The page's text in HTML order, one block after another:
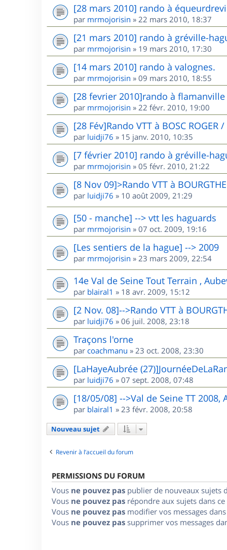
[28 mars 2010] rando à
par mrmojorisin » 22 mars 2010, 18:37
[21 mars 2010] rando à gréville-
par mrmojorisin » 19 mars 2010, 17:30
[14 mars 2010] rando à valognes.
par mrmojorisin » 09 mars 2010, 18:55
[28 fevrier 2010]rando à
par mrmojorisin » 22 févr. 2010, 19:00
[28 Fév]Rando VTT à BOSC ROGER
par luidji76 » 15 janv. 2010, 10:35
[7 février 2010] rando à gréville-
par mrmojorisin » 05 févr. 2010, 21:22
[8 Nov 09]>Rando VTT à
par luidji76 » 10 août 2009, 21:29
[50 - manche] --> vtt les haguards
par mrmojorisin » 07 oct. 2009, 19:16
[Les sentiers de la hague] --> 2009
par mrmojorisin » 23 mars 2009, 22:54
14e Val de Seine Tout Terrain ,
par blairal1 » 18 avr. 2009, 15:12
[2 Nov. 08]-->Rando VTT à
par luidji76 » 06 juil. 2008, 23:18
Traçons l'orne
par coachmanu » 23 oct. 2008, 23:30
[LaHayeAubrée
par luidji76 » 07 sept. 2008, 07:48
[18/05/08] -->Val de Seine TT 2008,
par blairal1 » 23 févr. 2008, 20:58
Nouveau sujet
Revenir à l’accueil du forum
PERMISSIONS DU FORUM
Vous ne pouvez pas publier de nouveaux sujets
Vous ne pouvez pas répondre aux sujets dans
Vous ne pouvez pas modifier vos messages
Vous ne pouvez pas supprimer vos messages